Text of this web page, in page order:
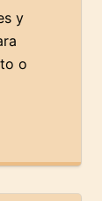
y
o